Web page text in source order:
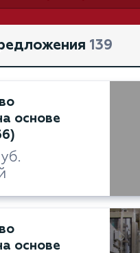
139
основе
основе